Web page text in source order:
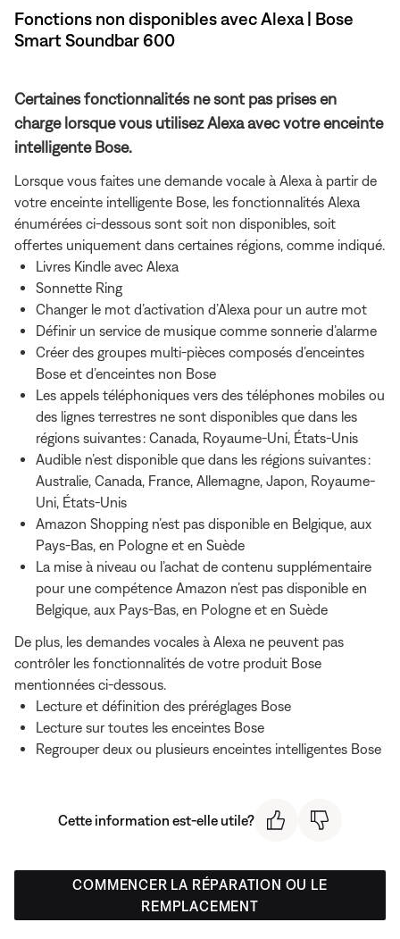
Fonctions non disponibles avec Alexa | Bose
Smart Soundbar 600
Certaines fonctionnalités ne sont pas prises en
charge lorsque vous utilisez Alexa avec votre enceinte
intelligente Bose.
Lorsque vous faites une demande vocale à Alexa à partir de
votre enceinte intelligente Bose, les fonctionnalités Alexa
énumérées ci-dessous sont soit non disponibles, soit
offertes uniquement dans certaines régions, comme indiqué.
Livres Kindle avec Alexa
Sonnette Ring
Changer le mot d’activation d’Alexa pour un autre mot
Définir un service de musique comme sonnerie d’alarme
Créer des groupes multi-pièces composés d’enceintes
Bose et d’enceintes non Bose
Les appels téléphoniques vers des téléphones mobiles ou
des lignes terrestres ne sont disponibles que dans les
régions suivantes : Canada, Royaume-Uni, États-Unis
Audible n’est disponible que dans les régions suivantes :
Australie, Canada, France, Allemagne, Japon, Royaume-
Uni, États-Unis
Amazon Shopping n’est pas disponible en Belgique, aux
Pays-Bas, en Pologne et en Suède
La mise à niveau ou l’achat de contenu supplémentaire
pour une compétence Amazon n’est pas disponible en
Belgique, aux Pays-Bas, en Pologne et en Suède
De plus, les demandes vocales à Alexa ne peuvent pas
contrôler les fonctionnalités de votre produit Bose
mentionnées ci-dessous.
Lecture et définition des préréglages Bose
Lecture sur toutes les enceintes Bose
Regrouper deux ou plusieurs enceintes intelligentes Bose
Cette information est-elle utile?
COMMENCER LA RÉPARATION OU LE
REMPLACEMENT